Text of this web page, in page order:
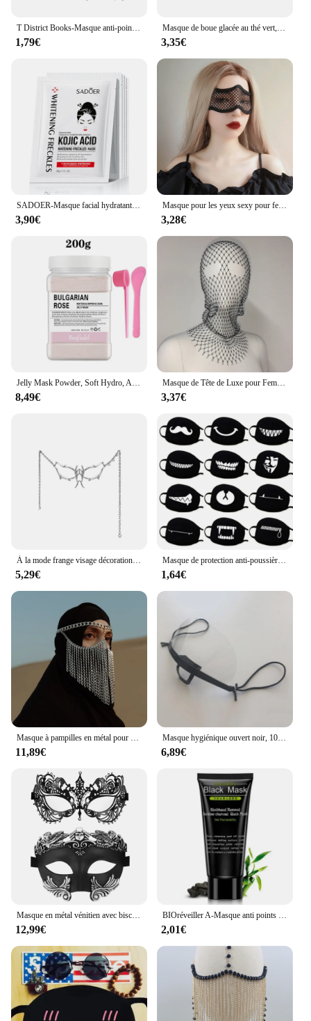
T District Books-Masque anti-points noirs, soins de la peau, peeling exexexpansif, élimination de l'acné, traitement désobFumdes pores
1,79€
Masque de boue glacée au thé vert, nettoyant, hydratant, contrôle de l'huile, élimination des points noirs, applicateur, 120g, 1 pièce
3,35€
SADOER-Masque facial hydratant et éclaircissant à l'acide kojique, produit de beauté et de soins de la peau, 5 pièces
3,90€
Masque pour les yeux sexy pour femme, cosplay, Rhde promo, Halloween, mascarade, réutilisable
3,28€
Jelly Mask Powder, Soft Hydro, Anti-Age, Brighten Moisture, Peel Off Facial, Revenizing, Crystal Curcuma, DIY Rose Mask, Skin Care, Manually
8,49€
Masque de Tête de Luxe pour Femme, Écharpe de Sauna en Maille Creuse de Clip, Bijoux de Couverture du Visage, Strass Bling, Boîte de Nuit
3,37€
À la mode frange visage décoration frange visage cyberpunks cyborgs masque de mascarade pour les festivals mascarades livraison
5,29€
Masque de protection anti-poussière pour Kpop, masques buccaux en coton noir, masque d'anime de dessin animé, masque d'Halloween d'hiver, masque anti-pollution
1,64€
Masque à pampilles en métal pour patients indiens, décoration de visage JOMasTim ade, bijoux punk, fête, bijoux de visage sexy pour femmes, cadeau de Noël
11,89€
Masque hygiénique ouvert noir, 10 pièces, pour Protection complète du visage, camion alimentaire, maquillage, travail en plastique, Protection buccale
6,89€
Masque en métal vénitien avec biscuits incrustés pour couple, mastim ade, carnaval, costume de fête d'Halloween, bijoux mystérieux, 2024
12,99€
BIOréveiller A-Masque anti points noirs, soins de la peau, peel off, huile, supporter ficateur en profondeur, charbon de bois, boue noire
2,01€